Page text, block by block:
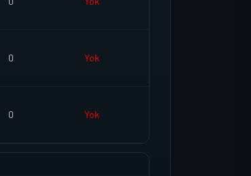
0 Yok
0 Yok